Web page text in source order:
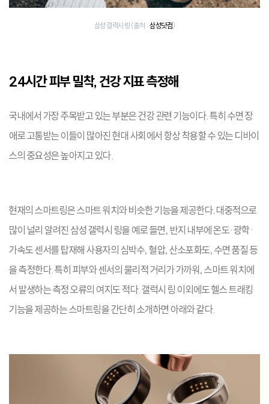
삼성 갤럭시 링 (출처 : 삼성닷컴)
24시간 피부 밀착, 건강 지표 측정해
국내에서 가장 주목받고 있는 부분은 건강 관련 기능이다. 특히 수면 장
애로 고통받는 이들이 많아진 현대 사회에서 항상 착용할 수 있는 디바이
스의 중요성은 높아지고 있다.
현재의 스마트링은 스마트 워치와 비슷한 기능을 제공한다. 대중적으로
많이 널리 알려진 삼성 갤럭시 링을 예로 들면, 반지 내부에 온도·광학·
가속도 센서를 탑재해 사용자의 심박수, 혈압, 산소포화도, 수면 품질 등
을 측정한다. 특히 피부와 센서의 물리적 거리가 가까워, 스마트 워치에
서 발생하는 측정 오류의 여지도 적다. 갤럭시 링 이외에도 헬스 트래킹
기능을 제공하는 스마트링을 간단히 소개하면 아래와 같다.